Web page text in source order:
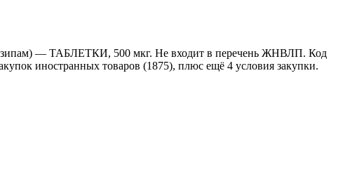
— ТАБЛЕТКИ, 500 мкг. Не входит в перечень ЖНВЛП. Код
иностранных товаров (1875), плюс ещё 4 условия закупки.